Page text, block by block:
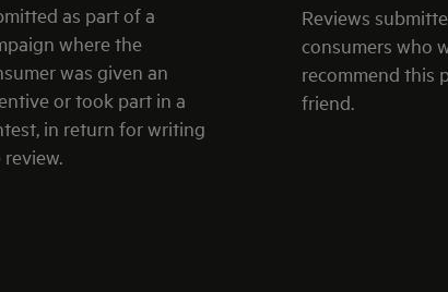
as part of a
where the
was given an
or took part in a
in return for writing
Reviews
consumers who
recommend this
friend.